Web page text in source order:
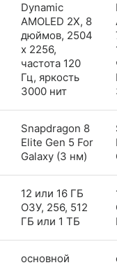
Dynamic
AMOLED 2X, 8
дюймов, 2504
x 2256,
частота 120
Гц, яркость
3000 нит
Snapdragon 8
Elite Gen 5 For
Galaxy (3 нм)
12 или 16 ГБ
ОЗУ, 256, 512
ГБ или 1 ТБ
основной